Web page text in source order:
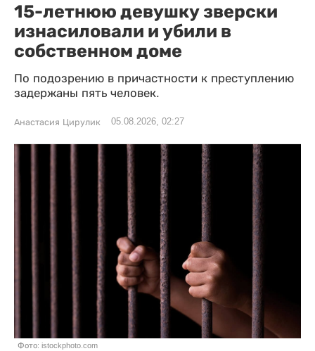
15-летнюю девушку зверски
изнасиловали и убили в
собственном доме
По подозрению в причастности к преступлению
задержаны пять человек.
Анастасия Цирулик 05.08.2026, 02:27
Фото: istockphoto.com